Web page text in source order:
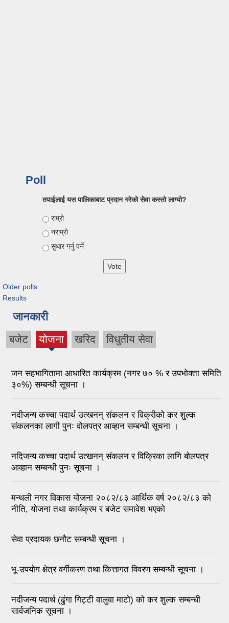
Poll
तपाईलाई यस पालिकाबाट प्रदान गरेको सेवा कस्तो लाग्यो?
Choices
राम्रो
नराम्रो
सुधार गर्नु पर्ने
Older polls
Results
जानकारी
बजेट योजना खरिद विधुतीय सेवा
जन सहभागितामा आधारित कार्यक्रम (नगर ७० % र उपभोक्ता समिति
३०%) सम्बन्धी सूचना ।
नदीजन्य कच्चा पदार्थ उत्खनन् संकलन र विक्रीको कर शुल्क
संकलनका लागी पुनः वोलपत्र आव्हान सम्बन्धी सूचना ।
नदिजन्य कच्चा पदार्थ उत्खनन् संकलन र विक्रिका लागि बोलपत्र
आव्हान सम्बन्धी पुनः सूचना ।
मन्थली नगर विकास योजना २०८२/८३ आर्थिक वर्ष २०८२/८३ को
नीति, योजना तथा कार्यक्रम र बजेट समावेश भएको
सेवा प्रदायक छनौट सम्बन्धी सूचना ।
भू-उपयोग क्षेत्र वर्गीकरण तथा कित्तागत विवरण सम्बन्धी सूचना ।
नदीजन्य पदार्थ (ढुंगा गिट्टी वालुवा माटो) को कर शुल्क सम्बन्धी
सार्वजनिक सूचना ।